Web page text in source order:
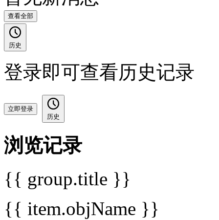
查看全部
历史
登录即可查看历史记录
立即登录
历史
浏览记录
{{ group.title }}
{{ item.objName }}